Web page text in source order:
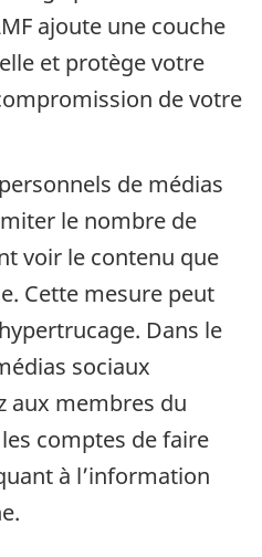
ajoute une couche
et protège votre
de votre
de médias
le nombre de
voir le contenu que
Cette mesure peut
Dans le
sociaux
aux membres du
comptes de faire
à l’information